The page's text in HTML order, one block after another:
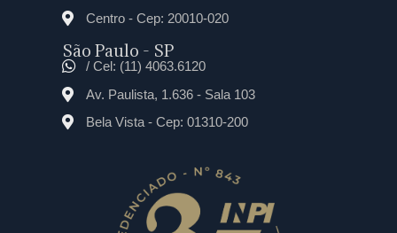
Centro - Cep: 20010-020
São Paulo - SP
/ Cel: (11) 4063.6120
Av. Paulista, 1.636 - Sala 103
Bela Vista - Cep: 01310-200